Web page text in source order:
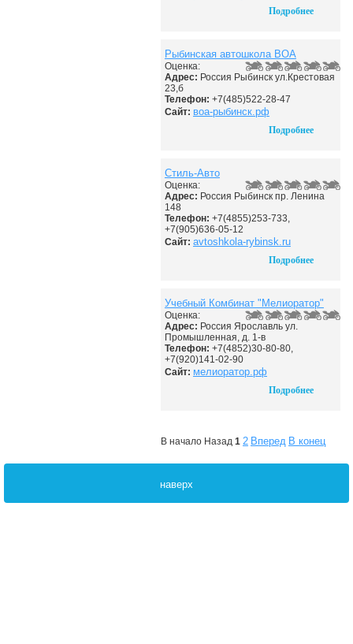
Подробнее
Рыбинская автошкола ВОА
Оценка:
Адрес: Россия Рыбинск ул.Крестовая
23,б
Телефон: +7(485)522-28-47
Сайт: воа-рыбинск.рф
Подробнее
Стиль-Авто
Оценка:
Адрес: Россия Рыбинск пр. Ленина
148
Телефон: +7(4855)253-733,
+7(905)636-05-12
Сайт: avtoshkola-rybinsk.ru
Подробнее
Учебный Комбинат "Мелиоратор"
Оценка:
Адрес: Россия Ярославль ул.
Промышленная, д. 1-в
Телефон: +7(4852)30-80-80,
+7(920)141-02-90
Сайт: мелиоратор.рф
Подробнее
В начало Назад 1 2 Вперед В конец
наверх